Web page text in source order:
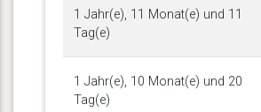
1 Jahr(e), 11 Monat(e) und 11
Tag(e)
1 Jahr(e), 10 Monat(e) und 20
Tag(e)